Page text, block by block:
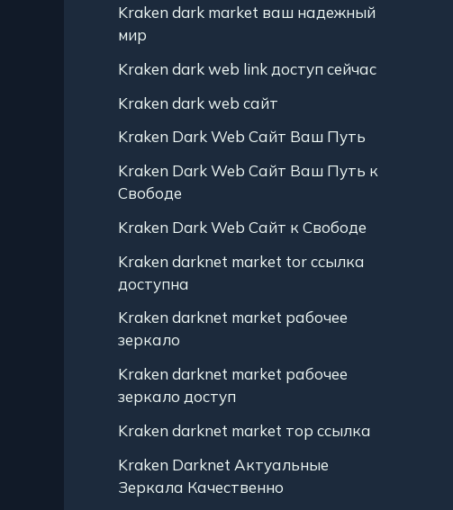
Kraken dark market ваш надежный
мир
Kraken dark web link доступ сейчас
Kraken dark web сайт
Kraken Dark Web Сайт Ваш Путь
Kraken Dark Web Сайт Ваш Путь к
Свободе
Kraken Dark Web Сайт к Свободе
Kraken darknet market tor ссылка
доступна
Kraken darknet market рабочее
зеркало
Kraken darknet market рабочее
зеркало доступ
Kraken darknet market тор ссылка
Kraken Darknet Актуальные
Зеркала Качественно